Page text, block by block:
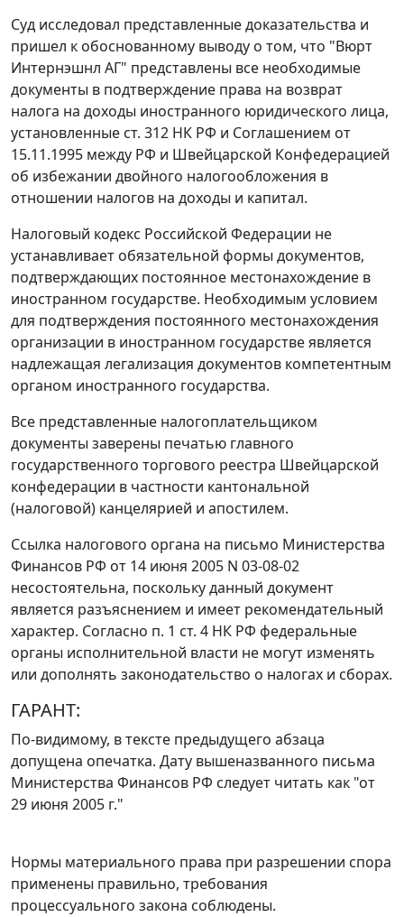
Суд исследовал представленные доказательства и
пришел к обоснованному выводу о том, что "Вюрт
Интернэшнл АГ" представлены все необходимые
документы в подтверждение права на возврат
налога на доходы иностранного юридического лица,
установленные ст. 312 НК РФ и Соглашением от
15.11.1995 между РФ и Швейцарской Конфедерацией
об избежании двойного налогообложения в
отношении налогов на доходы и капитал.
Налоговый кодекс Российской Федерации не
устанавливает обязательной формы документов,
подтверждающих постоянное местонахождение в
иностранном государстве. Необходимым условием
для подтверждения постоянного местонахождения
организации в иностранном государстве является
надлежащая легализация документов компетентным
органом иностранного государства.
Все представленные налогоплательщиком
документы заверены печатью главного
государственного торгового реестра Швейцарской
конфедерации в частности кантональной
(налоговой) канцелярией и апостилем.
Ссылка налогового органа на письмо Министерства
Финансов РФ от 14 июня 2005 N 03-08-02
несостоятельна, поскольку данный документ
является разъяснением и имеет рекомендательный
характер. Согласно п. 1 ст. 4 НК РФ федеральные
органы исполнительной власти не могут изменять
или дополнять законодательство о налогах и сборах.
ГАРАНТ:
По-видимому, в тексте предыдущего абзаца
допущена опечатка. Дату вышеназванного письма
Министерства Финансов РФ следует читать как "от
29 июня 2005 г."
Нормы материального права при разрешении спора
применены правильно, требования
процессуального закона соблюдены.